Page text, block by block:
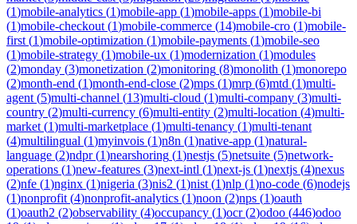
(1)mobile-analytics (1)mobile-app (1)mobile-apps (1)mobile-bi
(1)mobile-checkout (1)mobile-commerce (14)mobile-cro (1)mobile-
first (1)mobile-optimization (1)mobile-payments (1)mobile-seo
(1)mobile-strategy (1)mobile-ux (1)modernization (1)modules
(2)monday (3)monetization (2)monitoring (8)monolith (1)monorepo
(2)month-end (1)month-end-close (2)mps (1)mrp (6)mtd (1)multi-
agent (5)multi-channel (13)multi-cloud (1)multi-company (3)multi-
country (2)multi-currency (6)multi-entity (2)multi-location (4)multi-
market (1)multi-marketplace (1)multi-tenancy (1)multi-tenant
(4)multilingual (1)myinvois (1)n8n (1)native-app (1)natural-
language (2)ndpr(1)nearshoring (1)nestjs (5)netsuite (5)network-
operations (1)new-features (3)next-intl (1)next-js (1)nextjs (4)nexus
(2)nfe (1)nginx (1)nigeria (3)nis2 (1)nist (1)nlp (1)no-code (6)nodejs
(1)nonprofit (4)nonprofit-analytics (1)noon (2)nps (1)oauth
(1)oauth2 (2)observability (4)occupancy (1)ocr(2)odoo (446)odoo